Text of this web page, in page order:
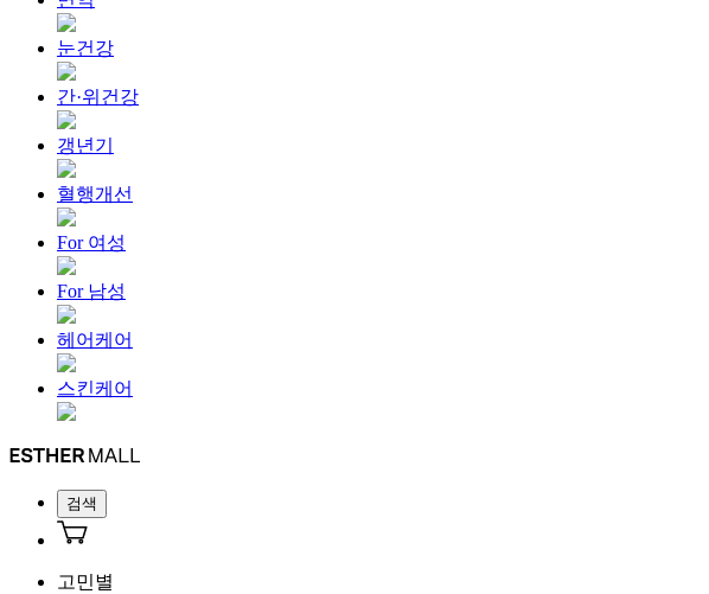
눈건강
간·위건강
갱년기
혈행개선
For 여성
For 남성
헤어케어
스킨케어
검색
고민별